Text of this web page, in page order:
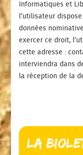
Informatiques et
l’utilisateur
données
exercer ce droit,
cette adresse :
interviendra dans
la réception de la
La